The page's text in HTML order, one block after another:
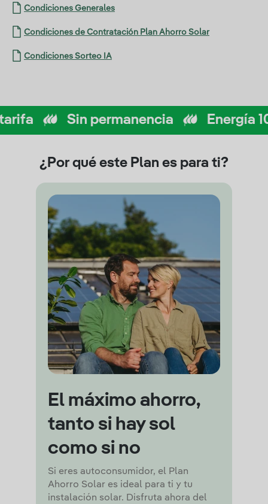
Condiciones Generales
Condiciones de Contratación Plan Ahorro Solar
Condiciones Sorteo IA
Sin permanencia Energía 100%
¿Por qué este Plan es para ti?
El máximo ahorro,
tanto si hay sol
como si no
Si eres autoconsumidor, el Plan
Ahorro Solar es ideal para ti y tu
instalación solar. Disfruta ahora del